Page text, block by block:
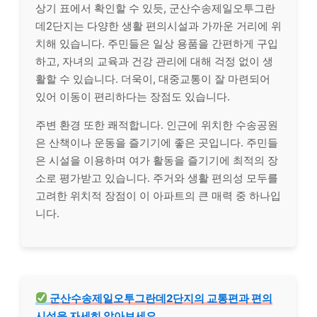
상기 표에서 확인할 수 있듯, 군산수송제일오투그란
데2단지는 다양한 생활 편의시설과 가까운 거리에 위
치해 있습니다. 주민들은 일상 용품을 간편하게 구입
하고, 자녀의 교육과 건강 관리에 대해 걱정 없이 생
활할 수 있습니다. 더욱이, 대중교통이 잘 마련되어
있어 이동이 편리하다는 장점도 있습니다.
주변 환경 또한 쾌적합니다. 인근에 위치한 수송공원
은 산책이나 운동을 즐기기에 좋은 곳입니다. 주민들
은 시설을 이용하며 여가 활동을 즐기기에 최적의 장
소로 평가받고 있습니다. 주거와 생활 편의성 모두를
고려한 위치적 장점이 이 아파트의 큰 매력 중 하나입
니다.
군산수송제일오투그란데2단지의 교통편과 편의